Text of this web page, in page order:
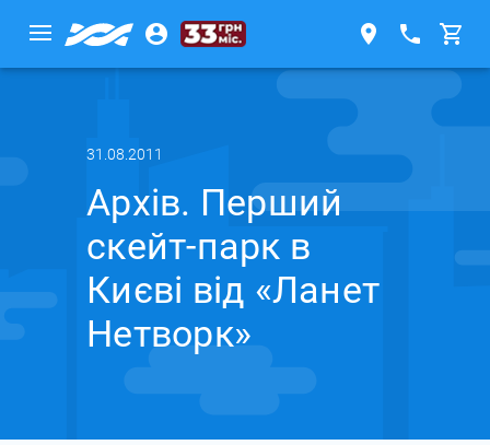
31.08.2011
Архів. Перший
скейт-парк в
Києві від «Ланет
Нетворк»